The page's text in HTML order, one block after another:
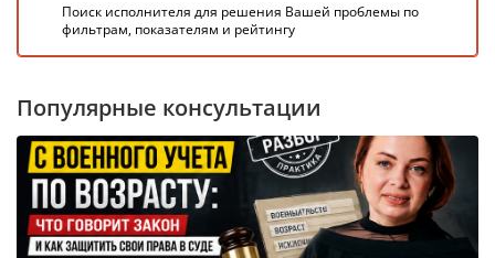
Поиск исполнителя для решения Вашей проблемы по
фильтрам, показателям и рейтингу
Популярные консультации